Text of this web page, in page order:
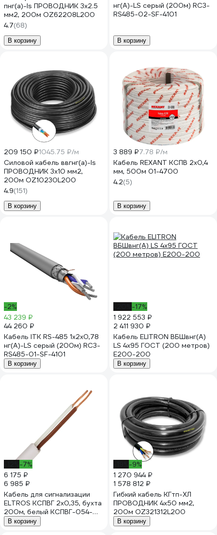
пнг(a)-ls ПРОВОДНИК 3x2.5
мм2, 200м OZ62208L200
4.7(68)
В корзину
нг(А)-LS серый (200м) RC3-
RS485-02-SF-4101
В корзину
209 150 ₽1045.75 ₽/м
Силовой кабель ввгнг(a)-ls
ПРОВОДНИК 3x10 мм2,
200м OZ10230L200
4.9(151)
В корзину
3 889 ₽7.78 ₽/м
Кабель REXANT КСПВ 2х0,4
мм, 500м 01-4700
4.2(5)
В корзину
-2%
43 239 ₽
44 260 ₽
Кабель ITK RS-485 1x2х0,78
нг(А)-LS серый (200м) RC3-
RS485-01-SF-4101
В корзину
-17%
1 922 553 ₽
2 411 930 ₽
Кабель ELITRON ВБШвнг(А)
LS 4х95 ГОСТ (200 метров)
E200-200
В корзину
-7%
6 175 ₽
6 985 ₽
Кабель для сигнализации
ELTROS КСПВГ 2x0,35, бухта
200м, белый КСПВГ-054-
ELTROS-MP
В корзину
-9%
1 270 944 ₽
1 578 812 ₽
Гибкий кабель КГтп-ХЛ
ПРОВОДНИК 4x50 мм2,
200м OZ321312L200
В корзину